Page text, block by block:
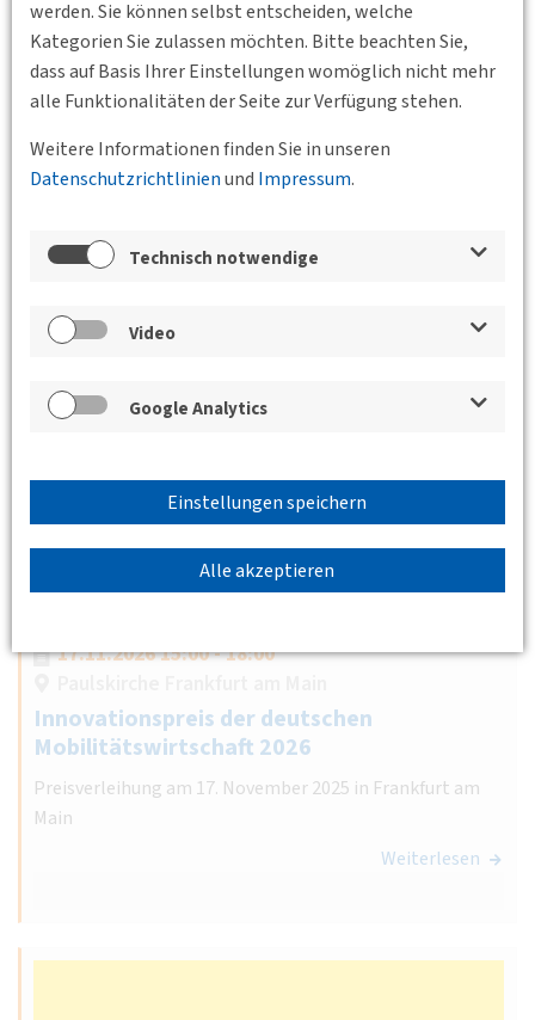
werden. Sie können selbst entscheiden, welche
Kategorien Sie zulassen möchten. Bitte beachten Sie,
dass auf Basis Ihrer Einstellungen womöglich nicht mehr
alle Funktionalitäten der Seite zur Verfügung stehen.
Weitere Informationen finden Sie in unseren
Datenschutzrichtlinienund Impressum.
Technisch notwendige
Video
Google Analytics
Einstellungen speichern
Alle akzeptieren
16.11.2026 17:00 - 18:00
Online
Junges Forum
Fachgruppe Junges Forum November
Montag im Monat online, um aktuelle Themen zu
besprechen, gemeinsame Veranstaltungen zu planen und
Weiterlesen
17.11.2026 15:00 - 18:00
Innovationspreis der deutschen
Mobilitätswirtschaft 2026
Preisverleihung am 17. November 2025 in Frankfurt am
Main
Weiterlesen